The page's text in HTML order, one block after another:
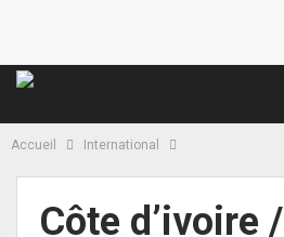
Accueil International
Côte d’ivoire /